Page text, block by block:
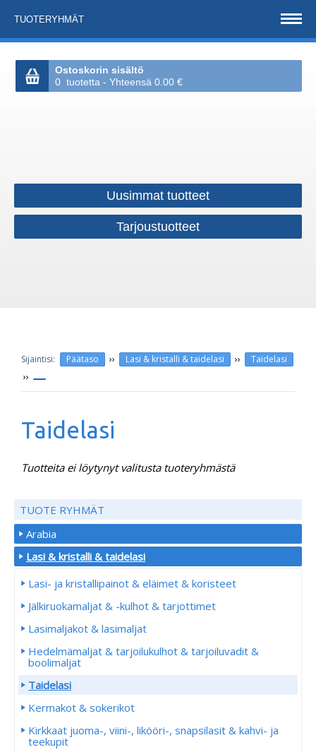
TUOTERYHMÄT
Ostoskorin sisältö
0 tuotetta - Yhteensä 0.00 €
Uusimmat tuotteet
Tarjoustuotteet
Päätaso ›› Lasi & kristalli & taidelasi ›› Taidelasi
››
Taidelasi
Tuotteita ei löytynyt valitusta tuoteryhmästä
TUOTE RYHMÄT
Arabia
Lasi & kristalli & taidelasi
Lasi- ja kristallipainot & eläimet & koristeet
Jälkiruokamaljat & -kulhot & tarjottimet
Lasimaljakot & lasimaljat
Hedelmämaljat & tarjoilukulhot & tarjoiluvadit &
boolimaljat
Taidelasi
Kermakot & sokerikot
Kirkkaat juoma-, viini-, likööri-, snapsilasit & kahvi- ja
teekupit